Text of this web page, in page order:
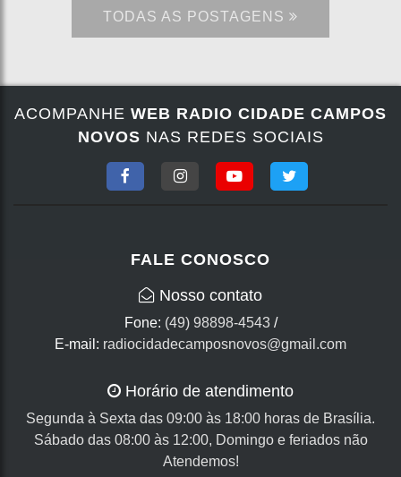
TODAS AS POSTAGENS
ACOMPANHE WEB RADIO CIDADE CAMPOS
NOVOS NAS REDES SOCIAIS
FALE CONOSCO
Nosso contato
Fone: (49) 98898-4543/
E-mail: radiocidadecamposnovos@gmail.com
Horário de atendimento
Segunda à Sexta das 09:00 às 18:00 horas de Brasília.
Sábado das 08:00 às 12:00, Domingo e feriados não
Atendemos!